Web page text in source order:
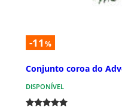
-11 %
Conjunto coroa do
DISPONÍVEL